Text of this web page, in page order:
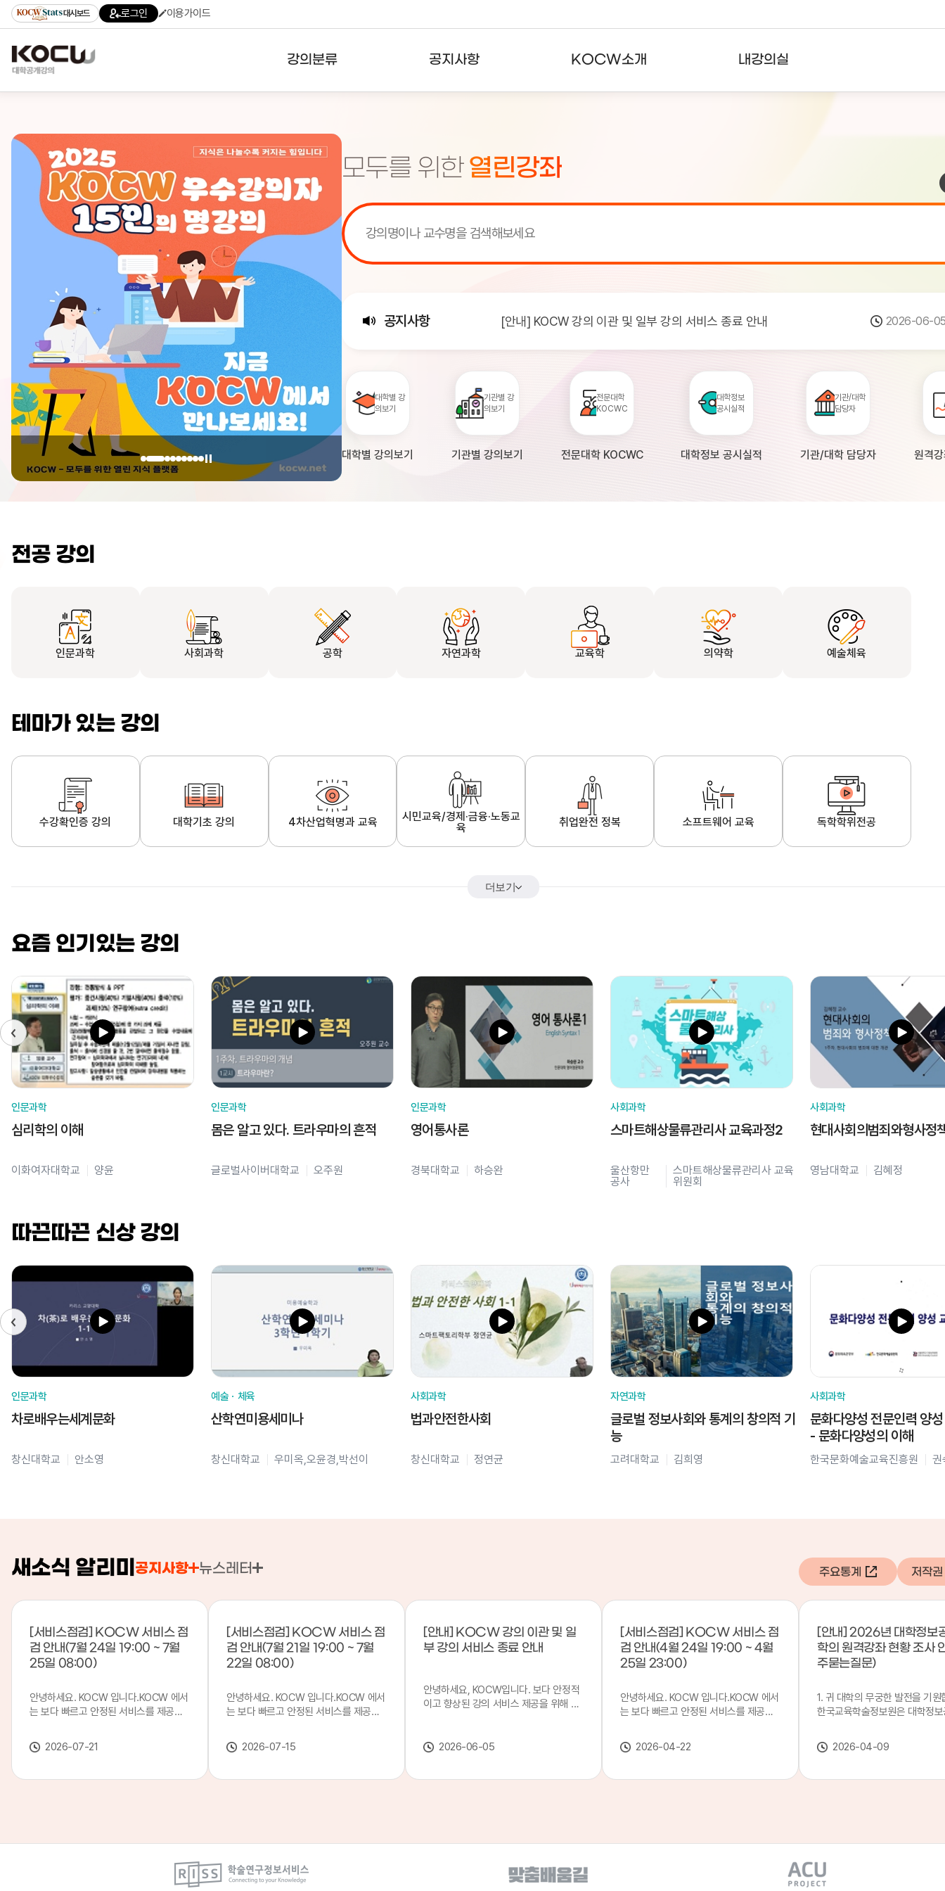
대시보드 로그인 이용가이드
강의분류
기관강의
테마강의
공지사항
주요통계현황
KOCW소개 내강의실
모두를 위한 열린강좌
공지사항
[서비스점검] KOCW 서비스 점검 안내(7월 24일 19:00 ~ 7월... 2026-07-
[안내] KOCW 강의 이관 및 일부 강의 서비스 종료 안내 2026-06-
[안내] 2026년 대학정보공시 대학의 원격강좌 현황 조사 안내(자주묻... 2026-04-
대학별 강
의보기
대학별 강의보기
기관별 강
의보기
기관별 강의보기
전문대학
KOCWC
전문대학 KOCWC
대학정보
공시실적
대학정보 공시실적
기관/대학
담당자
기관/대학 담당자 원격
전공 강의
인문과학 사회과학 공학 자연과학 교육학 의약학 예술체육
테마가 있는 강의
수강확인증 강의 대학기초 강의 4차산업혁명과 교육
시민교육/경제·금융·노동교
육
취업완전 정복 소프트웨어 교육 독학학위전공
더보기
요즘 인기있는 강의
인문과학
심리학의 이해
이화여자대학교 양윤
인문과학
몸은 알고 있다. 트라우마의 흔적
글로벌사이버대학교 오주원
인문과학
영어통사론
경북대학교 하승완
사회과학
스마트해상물류관리사 교육과정2
울산항만
공사
스마트해상물류관리사 교육
위원회
사회과학
현대사회의범죄와형사정
영남대학교 김혜정
따끈따끈 신상 강의
인문과학
차로배우는세계문화
창신대학교 안소영
예술ㆍ체육
산학연미용세미나
창신대학교 우미옥,오윤경,박선이
사회과학
법과안전한사회
창신대학교 정연균
자연과학
글로벌 정보사회와 통계의 창의적 기
능
고려대학교 김희영
사회과학
문화다양성 전문인력 양
- 문화다양성의 이해
한국문화예술교육진흥원 권
새소식 알리미 공지사항 뉴스레터
[서비스점검] KOCW 서비스 점
검 안내(7월 24일 19:00 ~ 7월
25일 08:00)
안녕하세요. KOCW 입니다.KOCW 에서
는 보다 빠르고 안정된 서비스를 제공하
합니다.※ 서비스 점검 작업 일시 : 7월
24일(금) 19:00 ~ 7월 25일(토) 08:00
안 서비스가 일시 중지될 수 있으니, 이
2026-07-21
[서비스점검] KOCW 서비스 점
검 안내(7월 21일 19:00 ~ 7월
22일 08:00)
안녕하세요. KOCW 입니다.KOCW 에서
는 보다 빠르고 안정된 서비스를 제공하
합니다.※ 서비스 점검 작업 일시 : 7월 21
일(화) 19:00 ~ 7월 22일(수) 08:00이
서비스가일시 중지될 수 있으니, 이 점 양
2026-07-15
[안내] KOCW 강의 이관 및 일
부 강의 서비스 종료 안내
안녕하세요, KOCW입니다. 보다 안정적
이고 향상된 강의 서비스 제공을 위해 강
스가 종료될 예정이오니, 이용에 참고하
종료 강의 안내 이관 작업으로 인해 일부
었습니다. 서비스 종료 강의 목록은 아래
링크에서 확인하실 수 있습니다. → 서비
2026-06-05
[서비스점검] KOCW 서비스 점
검 안내(4월 24일 19:00 ~ 4월
25일 23:00)
안녕하세요. KOCW 입니다.KOCW 에서
는 보다 빠르고 안정된 서비스를 제공하
합니다.※ 서비스 점검 작업 일시 : 4월
24일(금) 19:00 ~ 4월 25일(토) 23:00
안 일시중지될 예정이오니, 이 점 양해하
2026-04-22
[안내] 2026년 대학정보
학의 원격강좌 현황 조사
주묻는질문)
1. 귀 대학의 무궁한 발전을 기원
한국교육학술정보원은 대학정
본 조사는 2025. 3. 1~2026. 2.
에 운영된 원격강좌(이러닝) 현
강좌(12-바)'에 데이터를 연계할
인시 캠퍼스인 경우 해당 캠퍼스
있는 기관명을 선택하시면 됩니
2026-04-09
주요통계 저작